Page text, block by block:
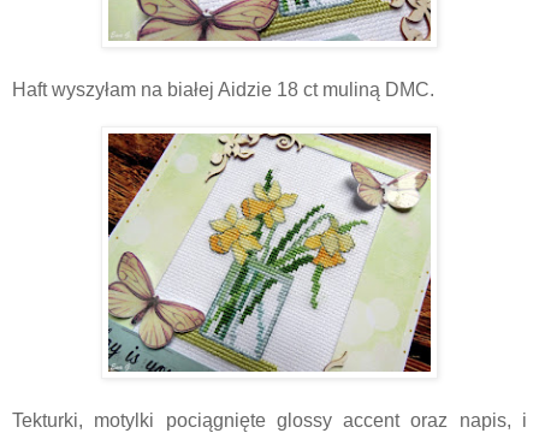
Haft wyszyłam na białej Aidzie 18 ct muliną DMC.
Tekturki, motylki pociągnięte glossy accent oraz napis, i